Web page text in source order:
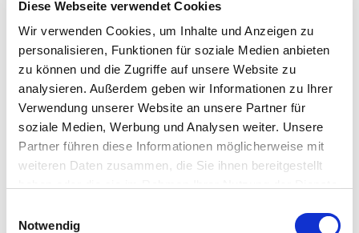
Diese Webseite verwendet Cookies
Wir verwenden Cookies, um Inhalte und Anzeigen zu
personalisieren, Funktionen für soziale Medien anbieten
zu können und die Zugriffe auf unsere Website zu
analysieren. Außerdem geben wir Informationen zu Ihrer
Verwendung unserer Website an unsere Partner für
soziale Medien, Werbung und Analysen weiter. Unsere
Partner führen diese Informationen möglicherweise mit
weiteren Daten zusammen, die Sie ihnen bereitgestellt
Notwendig
SEO-Erfolgsgeschichte: Boxenstopp
Favoriten – So Haben Wir Eine Kfz-
Werkstatt in Wien Online Sichtbar
Gemacht